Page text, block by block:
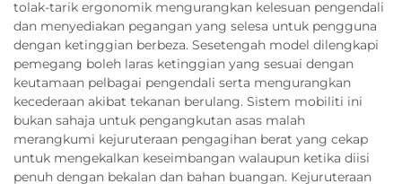
tolak-tarik ergonomik mengurangkan kelesuan pengendali
dan menyediakan pegangan yang selesa untuk pengguna
dengan ketinggian berbeza. Sesetengah model dilengkapi
pemegang boleh laras ketinggian yang sesuai dengan
keutamaan pelbagai pengendali serta mengurangkan
kecederaan akibat tekanan berulang. Sistem mobiliti ini
bukan sahaja untuk pengangkutan asas malah
merangkumi kejuruteraan pengagihan berat yang cekap
untuk mengekalkan keseimbangan walaupun ketika diisi
penuh dengan bekalan dan bahan buangan. Kejuruteraan